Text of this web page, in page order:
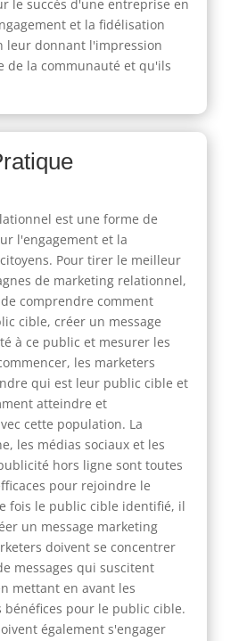
le succès d'une entreprise en
et la fidélisation
leur donnant l'impression
de la communauté et qu'ils
est une forme de
l'engagement et la
Pour tirer le meilleur
de marketing relationnel,
comprendre comment
cible, créer un message
à ce public et mesurer les
les marketers
qui est leur public cible et
atteindre et
cette population. La
les médias sociaux et les
hors ligne sont toutes
pour rejoindre le
fois le public cible identifié, il
un message marketing
doivent se concentrer
messages qui suscitent
mettant en avant les
bénéfices pour le public cible.
également s'engager